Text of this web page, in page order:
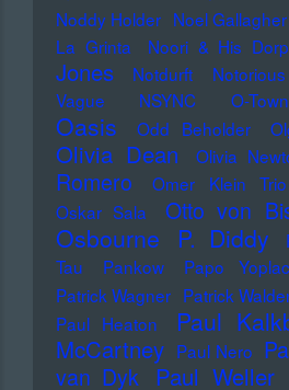
Noddy Holder Noel Gallagher
La Grinta
Noori & His
Jones
Notdurft
Vague
NSYNC O-Town
Oasis Odd Beholder
Olivia Dean Olivia
Romero
Omer Klein Trio
Oskar Sala
Otto von
Osbourne
P. Diddy
Tau
Pankow Papo
Patrick Wagner Patrick
Paul Heaton Paul
McCartney Paul Nero
van Dyk Paul Weller